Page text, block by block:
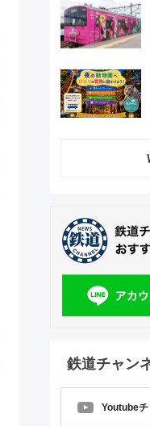
鉄道チャン
Youtube